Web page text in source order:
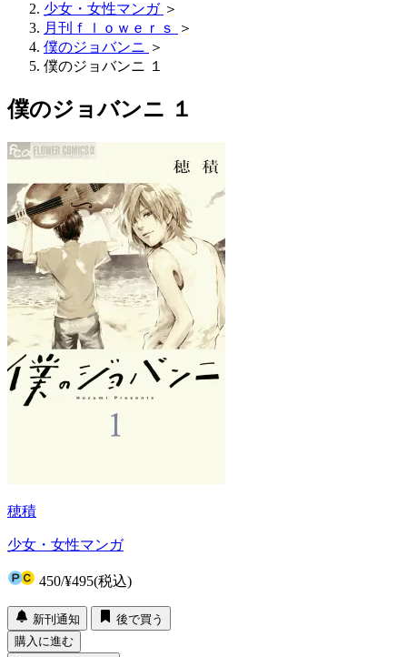
少女・女性マンガ ＞
月刊ｆｌｏｗｅｒｓ
＞
僕のジョバンニ ＞
僕のジョバンニ １
僕のジョバンニ １
穂積
少女・女性マンガ
450/¥495(税込)
新刊通知
後で買う
購入に進む